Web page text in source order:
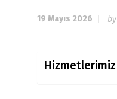
19 Mayıs 2026 by
Hizmetlerimiz